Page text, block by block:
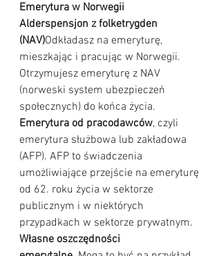
Emerytura w Norwegii
Alderspensjon z folketrygden
(NAV)Odkładasz na emeryturę,
mieszkając i pracując w Norwegii.
Otrzymujesz emeryturę z NAV
(norweski system ubezpieczeń
społecznych) do końca życia.
Emerytura od pracodawców, czyli
emerytura służbowa lub zakładowa
(AFP). AFP to świadczenia
umożliwiające przejście na emeryturę
od 62. roku życia w sektorze
publicznym i w niektórych
przypadkach w sektorze prywatnym.
Własne oszczędności